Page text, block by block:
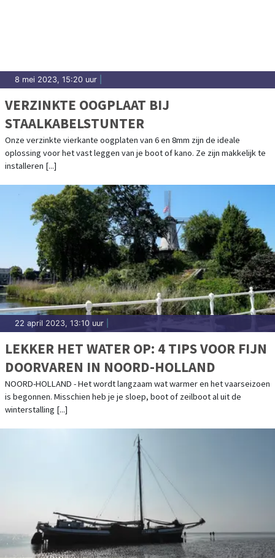
8 mei 2023, 15:20 uur
VERZINKTE OOGPLAAT BIJ
STAALKABELSTUNTER
Onze verzinkte vierkante oogplaten van 6 en 8mm zijn de ideale
oplossing voor het vast leggen van je boot of kano. Ze zijn makkelijk te
installeren [...]
22 april 2023, 13:10 uur
LEKKER HET WATER OP: 4 TIPS VOOR FIJN
DOORVAREN IN NOORD-HOLLAND
NOORD-HOLLAND - Het wordt langzaam wat warmer en het vaarseizoen
is begonnen. Misschien heb je je sloep, boot of zeilboot al uit de
winterstalling [...]